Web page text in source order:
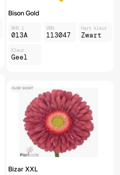
Bison Gold
RHS 1
013A
VBN
113047
Hart kleur
Zwart
Kleur
Geel
Bizar XXL
OUDE SOORT